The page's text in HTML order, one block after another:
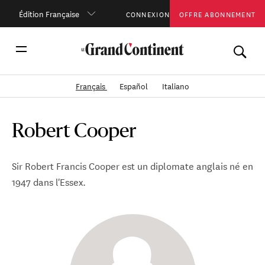
Édition Française CONNEXION OFFRE ABONNEMENT
Français Español Italiano
Robert Cooper
Sir Robert Francis Cooper est un diplomate anglais né en
1947 dans l'Essex.